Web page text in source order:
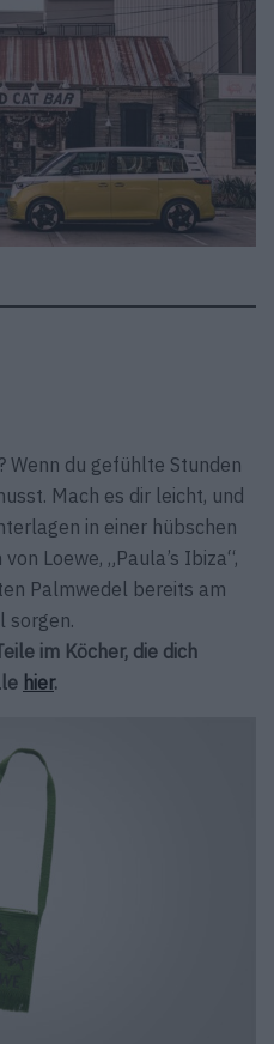
Wenn du gefühlte Stunden
Mach es dir leicht, und
in einer hübschen
Loewe, „Paula’s Ibiza“,
Palmwedel bereits am
sorgen.
im Köcher, die dich
hier.